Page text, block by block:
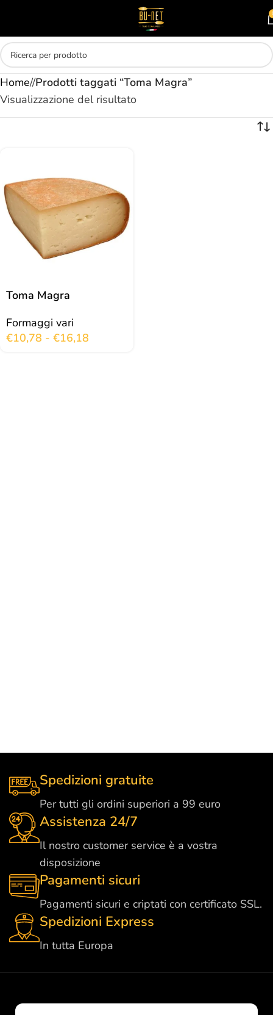
Home/ Prodotti taggati “Toma Magra”
Visualizzazione del risultato
Toma Magra
Formaggi vari
€10,78 - €16,18
Spedizioni gratuite
Per tutti gli ordini superiori a 99 euro
Assistenza 24/7
Il nostro customer service è a vostra
disposizione
Pagamenti sicuri
Pagamenti sicuri e criptati con certificato SSL.
Spedizioni Express
In tutta Europa